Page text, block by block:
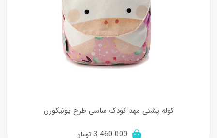
کوله پشتی مهد کودک ساسی طرح یونیکورن
3.460.000 تومان